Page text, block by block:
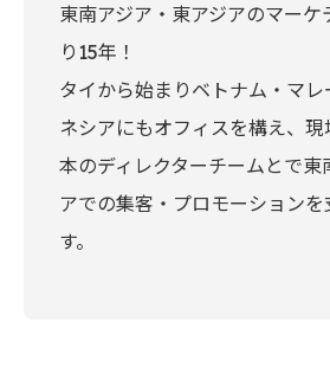
東南アジア・東アジアのマーケ
り15年！
タイから始まりベトナム・マレ
ネシアにもオフィスを構え、
本のディレクターチームとで東
アでの集客・プロモーションを
す。